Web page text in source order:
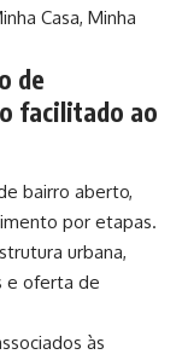
Casa, Minha
de
facilitado ao
bairro aberto,
por etapas.
urbana,
e oferta de
às